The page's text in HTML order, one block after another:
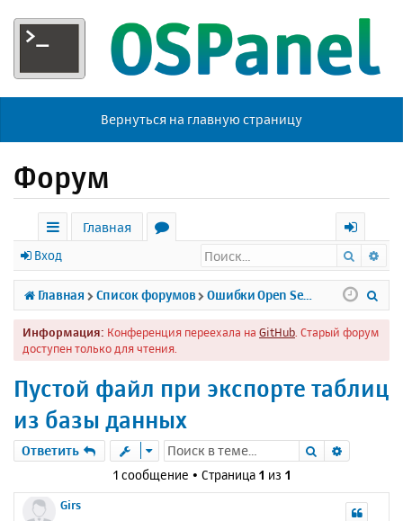
Вернуться на главную страницу
Форум
с
ы
л
к
Главная
р
у
м
х
о
д
Вход Поиск
Главная Список форумов
к
Информация: Конференция переехала на GitHub . Старый форум
доступен только для чтения.
Пустой файл при экспорте таблиц
из базы данных
Ответить Поиск
1 сообщение • Страница 1 из 1
Girs